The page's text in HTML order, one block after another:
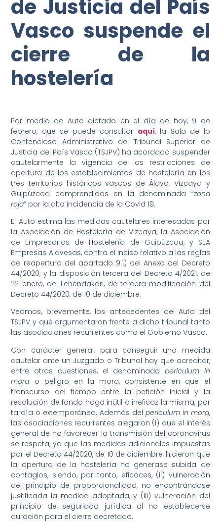
de Justicia del País
Vasco suspende el
cierre de la
hostelería
Por medio de Auto dictado en el día de hoy, 9 de
febrero, que se puede consultar aquí, la Sala de lo
Contencioso Administrativo del Tribunal Superior de
Justicia del País Vasco (TSJPV) ha acordado suspender
cautelarmente la vigencia de las restricciones de
apertura de los establecimientos de hostelería en los
tres territorios históricos vascos de Álava, Vizcaya y
Guipúzcoa comprendidos en la denominada “zona
roja” por la alta incidencia de la Covid 19.
El Auto estima las medidas cautelares interesadas por
la Asociación de Hostelería de Vizcaya, la Asociación
de Empresarios de Hostelería de Guipúzcoa, y SEA
Empresas Alavesas, contra el inciso relativo a las reglas
de reapertura del apartado 9.1) del Anexo del Decreto
44/2020, y la disposición tercera del Decreto 4/2021, de
22 enero, del Lehendakari, de tercera modificación del
Decreto 44/2020, de 10 de diciembre.
Veamos, brevemente, los antecedentes del Auto del
TSJPV y qué argumentaron frente a dicho tribunal tanto
las asociaciones recurrentes como el Gobierno Vasco.
Con carácter general, para conseguir una medida
cautelar ante un Juzgado o Tribunal hay que acreditar,
entre otras cuestiones, el denominado periculum in
mora o peligro en la mora, consistente en que el
transcurso del tiempo entre la petición inicial y la
resolución de fondo haga inútil o ineficaz la misma, por
tardía o extemporánea. Además del periculum in mora,
las asociaciones recurrentes alegaron (i) que el interés
general de no favorecer la transmisión del coronavirus
se respeta, ya que las medidas adicionales impuestas
por el Decreto 44/2020, de 10 de diciembre, hicieron que
la apertura de la hostelería no generase subida de
contagios, siendo, por tanto, eficaces, (ii) vulneración
del principio de proporcionalidad, no encontrándose
justificada la medida adoptada, y (iii) vulneración del
principio de seguridad jurídica al no establecerse
duración para el cierre decretado.